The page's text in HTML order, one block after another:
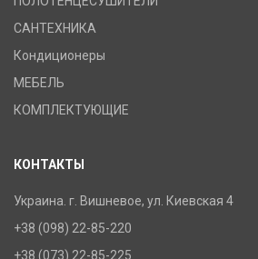
САНТЕХНИКА
Кондиционеры
МЕБЕЛЬ
КОМПЛЕКТУЮЩИЕ
КОНТАКТЫ
Украина. г. Вишневое, ул. Киевская 4
+38 (098) 22-85-220
+38 (073) 22-85-225